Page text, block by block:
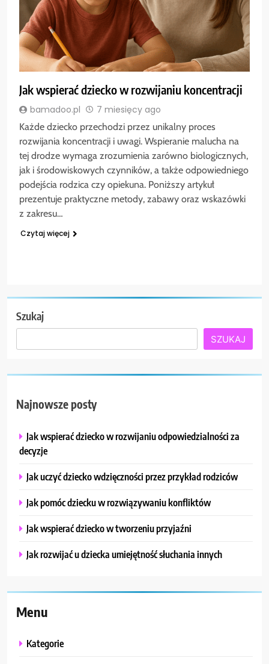
Jak wspierać dziecko w rozwijaniu koncentracji
bamadoo.pl 7 miesięcy ago
Każde dziecko przechodzi przez unikalny proces
rozwijania koncentracji i uwagi. Wspieranie malucha na
tej drodze wymaga zrozumienia zarówno biologicznych,
jak i środowiskowych czynników, a także odpowiedniego
podejścia rodzica czy opiekuna. Poniższy artykuł
prezentuje praktyczne metody, zabawy oraz wskazówki
z zakresu…
Czytaj więcej
Szukaj
SZUKAJ
Najnowsze posty
Jak wspierać dziecko w rozwijaniu odpowiedzialności za
decyzje
Jak uczyć dziecko wdzięczności przez przykład rodziców
Jak pomóc dziecku w rozwiązywaniu konfliktów
Jak wspierać dziecko w tworzeniu przyjaźni
Jak rozwijać u dziecka umiejętność słuchania innych
Menu
Kategorie